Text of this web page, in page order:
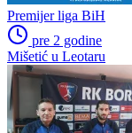
Premijer liga BiH
pre 2 godine
Mišetić u Leotaru